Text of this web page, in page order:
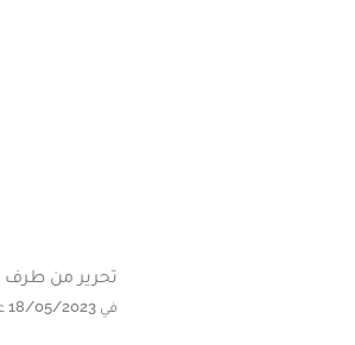
تحرير من طرف
في 18/05/2023 على الساعة 07:30, تحديث بتاريخ 18/05/2023 على الساعة 07:30